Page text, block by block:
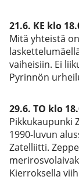
21.6. KE klo
Mitä yhteistä
vaiheisiin. Ei
Pyrinnön
29.6. TO klo
Pikkukaupunki
1990-luvun
Zatelliitti.
Kierroksella